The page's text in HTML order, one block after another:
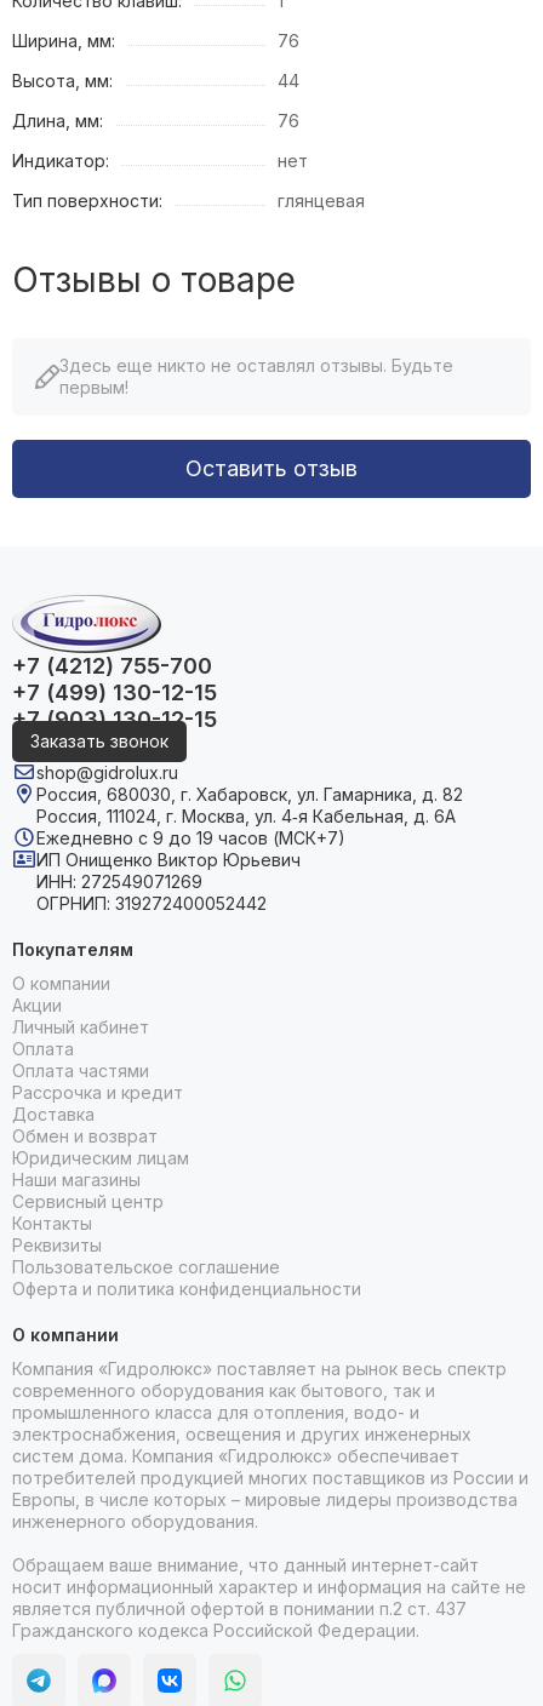
Ширина, мм:
76
Высота, мм:
44
Длина, мм:
76
Индикатор:
нет
Тип поверхности:
глянцевая
Отзывы о товаре
Здесь еще никто не оставлял отзывы. Будьте
первым!
Оставить отзыв
+7 (4212) 755-700
+7 (499) 130-12-15
+7 (903) 130-12-15
Заказать звонок
shop@gidrolux.ru
Россия, 680030, г. Хабаровск, ул. Гамарника, д. 82
Россия, 111024, г. Москва, ул. 4‑я Кабельная, д. 6А
Ежедневно с 9 до 19 часов (МСК+7)
ИП Онищенко Виктор Юрьевич
ИНН: 272549071269
ОГРНИП: 319272400052442
Покупателям
О компании
Акции
Личный кабинет
Оплата
Оплата частями
Рассрочка и кредит
Доставка
Обмен и возврат
Юридическим лицам
Наши магазины
Сервисный центр
Контакты
Реквизиты
Пользовательское соглашение
Оферта и политика конфиденциальности
О компании
Компания «Гидролюкс» поставляет на рынок весь спектр
современного оборудования как бытового, так и
промышленного класса для отопления, водо- и
электроснабжения, освещения и других инженерных
систем дома. Компания «Гидролюкс» обеспечивает
потребителей продукцией многих поставщиков из России и
Европы, в числе которых – мировые лидеры производства
инженерного оборудования.
Обращаем ваше внимание, что данный интернет-сайт
носит информационный характер и информация на сайте не
является публичной офертой в понимании п.2 ст. 437
Гражданского кодекса Российской Федерации.